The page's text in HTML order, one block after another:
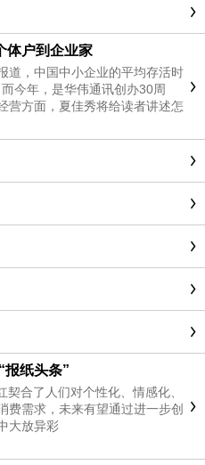
体户到企业家
道，中国中小企业的平均存活时
今年，是华伟通讯创办30周
营方面，夏佳秀将给读者讲述怎
报纸头条”
契合了人们对个性化、情感化、
费需求，未来有望通过进一步创
大放异彩